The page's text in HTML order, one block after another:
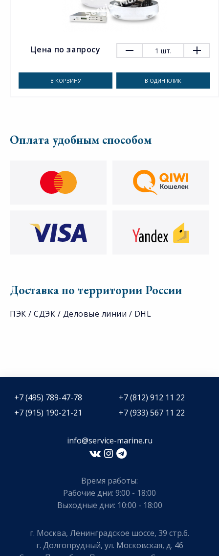
Цена по запросу 1 шт.
В КОРЗИНУ В ОДИН КЛИК
Оплата удобным способом
Доставка по территории России
ПЭК / СДЭК / Деловые линии / DHL
+7 (495) 789-47-78
+7 (812) 912 11 22
+7 (915) 190-21-21
+7 (933) 567 11 22
info@service-marine.ru​​
Время работы:
Рабочие дни: 9:00 - 18:00
Выходные дни: 10:00 - 18:00
г. Москва, Ленинградское шоссе, 39 стр.6.
г. Долгопрудный, ул. Московская, д. 46